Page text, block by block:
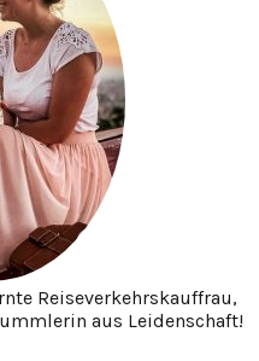
Reiseverkehrskauffrau,
aus Leidenschaft!